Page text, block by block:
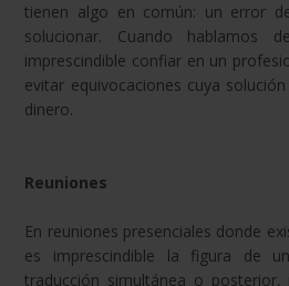
tienen algo en común: un error
solucionar. Cuando hablamos
imprescindible confiar en un
evitar equivocaciones cuya
dinero.
Reuniones
En reuniones presenciales donde
es imprescindible la figura de
traducción simultánea o posterior,